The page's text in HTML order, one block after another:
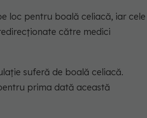
loc pentru boală celiacă, iar cele
către medici
suferă de boală celiacă.
prima dată această